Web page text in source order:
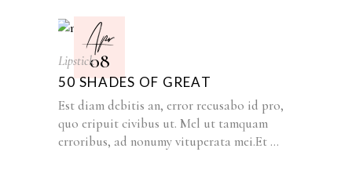
Apr
08
Lipstick
50 SHADES OF GREAT
Est diam debitis an, error recusabo id pro,
quo eripuit civibus ut. Mel ut tamquam
erroribus, ad nonumy vituperata mei.Et